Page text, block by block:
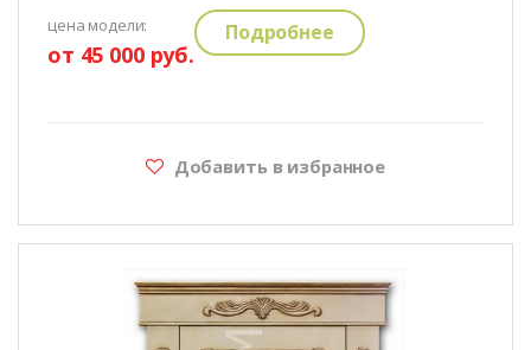
цена модели:
от 45 000 руб.
Подробнее
Добавить в избранное